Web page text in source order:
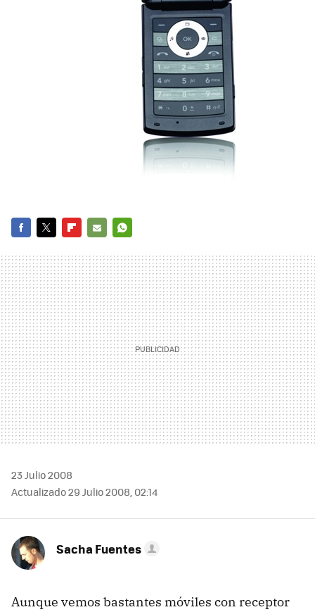
MAIL
23 Julio 2008
Actualizado 29 Julio 2008, 02:14
Sacha Fuentes
Aunque vemos bastantes móviles con receptor